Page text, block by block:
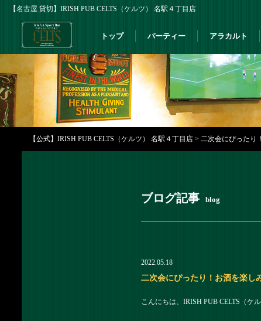
【名古屋 貸切】IRISH PUB CELTS（ケルツ） 名駅４丁目店
トップ パーティー アラカルト
【公式】IRISH PUB CELTS（ケルツ） 名駅４丁目店 > 二次会にぴったり
ブログ記事 blog
2022.05.18
二次会にぴったり！お酒を楽し
こんにちは、IRISH PUB CELTS（ケ